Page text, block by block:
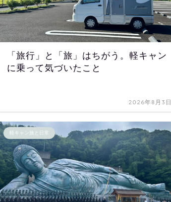
「旅行」と「旅」はちがう。軽キャン
に乗って気づいたこと
2026年8月3日
軽キャン旅と日常